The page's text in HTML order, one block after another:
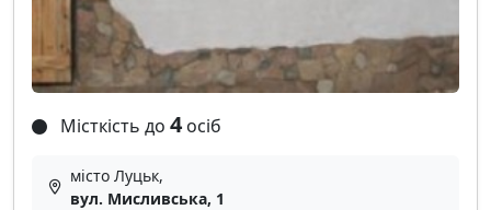
Місткість до 4 осіб
місто Луцьк,
вул. Мисливська, 1